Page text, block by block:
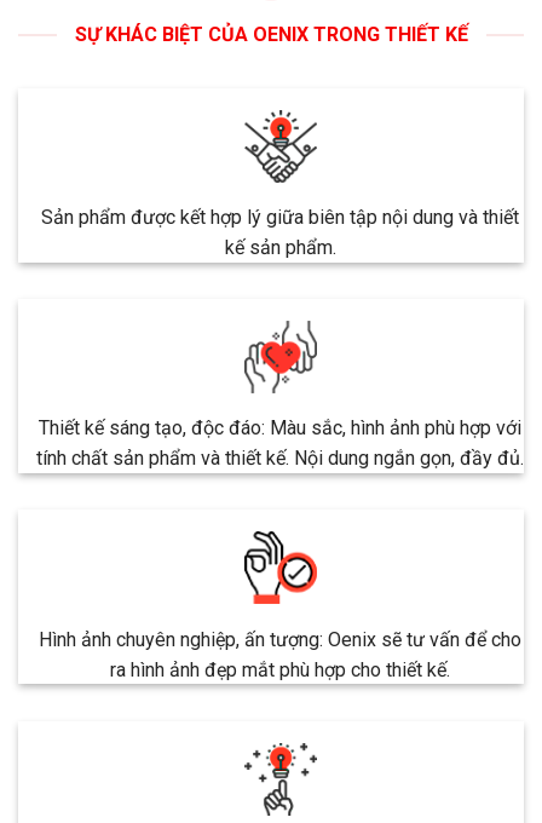
SỰ KHÁC BIỆT CỦA OENIX TRONG THIẾT KẾ
Sản phẩm được kết hợp lý giữa biên tập nội dung và thiết
kế sản phẩm.
Thiết kế sáng tạo, độc đáo: Màu sắc, hình ảnh phù hợp với
tính chất sản phẩm và thiết kế. Nội dung ngắn gọn, đầy đủ.
Hình ảnh chuyên nghiệp, ấn tượng: Oenix sẽ tư vấn để cho
ra hình ảnh đẹp mắt phù hợp cho thiết kế.